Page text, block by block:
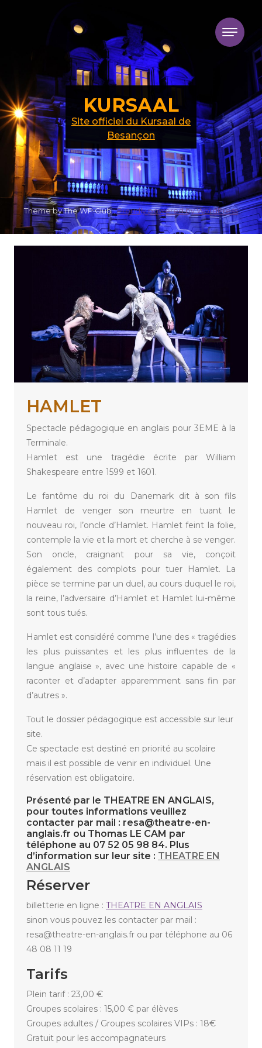
HAMLET
Spectacle pédagogique en anglais pour 3EME à la
Terminale.
Hamlet est une tragédie écrite par William
Shakespeare entre 1599 et 1601.
Le fantôme du roi du Danemark dit à son fils
Hamlet de venger son meurtre en tuant le
nouveau roi, l’oncle d’Hamlet. Hamlet feint la folie,
contemple la vie et la mort et cherche à se venger.
Son oncle, craignant pour sa vie, conçoit
également des complots pour tuer Hamlet. La
pièce se termine par un duel, au cours duquel le roi,
la reine, l’adversaire d’Hamlet et Hamlet lui-même
sont tous tués.
Hamlet est considéré comme l’une des « tragédies
les plus puissantes et les plus influentes de la
langue anglaise », avec une histoire capable de «
raconter et d’adapter apparemment sans fin par
d’autres ».
Tout le dossier pédagogique est accessible sur leur
site.
Ce spectacle est destiné en priorité au scolaire
mais il est possible de venir en individuel. Une
réservation est obligatoire.
Présenté par le THEATRE EN ANGLAIS,
pour toutes informations veuillez
contacter par mail : resa@theatre-en-
anglais.fr ou Thomas LE CAM par
téléphone au 07 52 05 98 84. Plus
d’information sur leur site : THEATRE EN
ANGLAIS
Réserver
billetterie en ligne : THEATRE EN ANGLAIS
sinon vous pouvez les contacter par mail :
resa@theatre-en-anglais.fr ou par téléphone au 06
48 08 11 19
Tarifs
Plein tarif : 23,00 €
Groupes scolaires : 15,00 € par élèves
Groupes adultes / Groupes scolaires VIPs : 18€
Gratuit pour les accompagnateurs
KURSAAL
Site officiel du Kursaal de
Besançon
Theme by The WP Club .Proudly powered by WordPress